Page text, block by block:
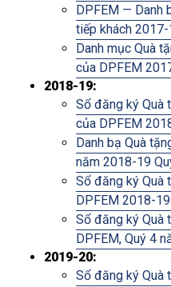
DPFEM — Danh
tiếp khách 2017-
Danh mục Quà
của DPFEM
2018-19:
Sổ đăng ký Quà
của DPFEM
Danh bạ Quà
năm 2018-19
Sổ đăng ký Quà
DPFEM 2018-
Sổ đăng ký Quà
DPFEM, Quý 4
2019-20:
Sổ đăng ký Quà